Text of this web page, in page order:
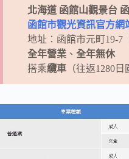
北海道 函館山觀景台
函館市觀光資訊官方網
地址：函館市元町19-7
全年營業 、 全年無休
搭乘纜車 （往返1280日